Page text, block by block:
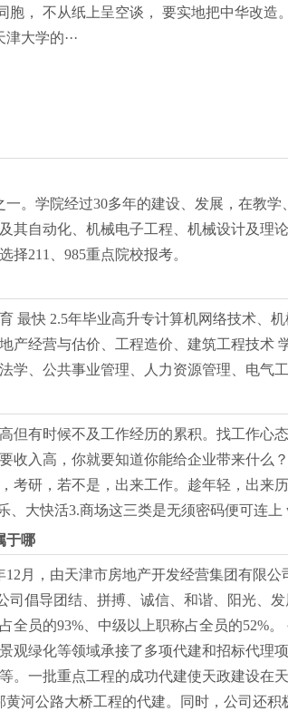
， 不从纸上呈空谈， 要实地把中华改
大学的···
。学院经过30多年的建设、发展，在教
其自动化、机械电子工程、机械设计及
211、985重点院校报考。
最快 2.5年毕业高升专计算机网络技术、
经营与估价、工程造价、建筑工程技术
、公共事业管理、人力资源管理、电气
但有时候不及工作经历的累积。找工作
收入高，你就要知道你能给企业带来什
考研，若不是，出来工作。趁年轻，出来
大快活3.商场这三类是无须密码便可连
于哪
月，由天津市房地产开发经营集团有限
倡导团结、拼搏、诚信、和谐、阳光、
员的93%、中级以上职称占全员的52%
观绿化等领域承接了多项代建和招标代
。一批重点工程的成功代建使天政建设在
河公路大桥工程的代建。同时，公司还